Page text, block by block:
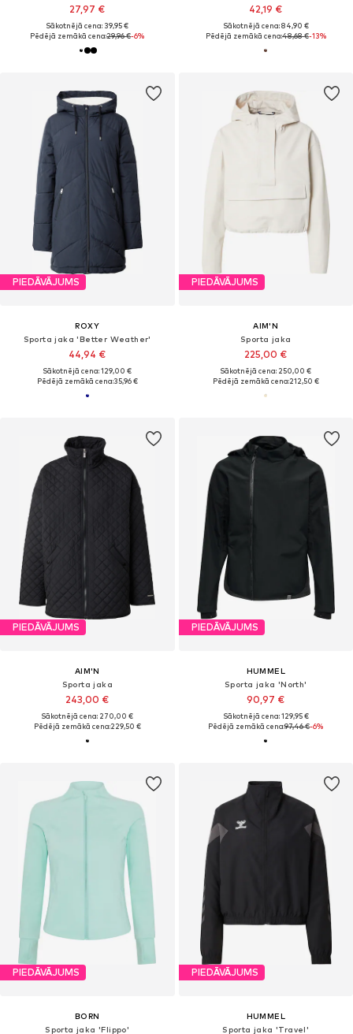
27,97 €
Sākotnējā cena: 39,95 €
Pēdējā zemākā cena:29,96 €-6%
42,19 €
Sākotnējā cena: 84,90 €
Pēdējā zemākā cena:48,68 €-13%
PIEDĀVĀJUMS
ROXY
Sporta jaka 'Better Weather'
44,94 €
Sākotnējā cena: 129,00 €
Pēdējā zemākā cena:35,96 €
PIEDĀVĀJUMS
AIM'N
Sporta jaka
225,00 €
Sākotnējā cena: 250,00 €
Pēdējā zemākā cena:212,50 €
PIEDĀVĀJUMS
AIM'N
Sporta jaka
243,00 €
Sākotnējā cena: 270,00 €
Pēdējā zemākā cena:229,50 €
PIEDĀVĀJUMS
HUMMEL
Sporta jaka 'North'
90,97 €
Sākotnējā cena: 129,95 €
Pēdējā zemākā cena:97,46 €-6%
PIEDĀVĀJUMS
BORN
Sporta jaka 'Flippo'
PIEDĀVĀJUMS
HUMMEL
Sporta jaka 'Travel'